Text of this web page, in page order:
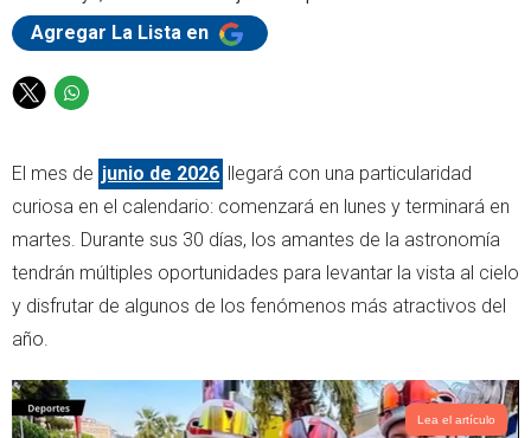
Agregar La Lista en
T
t
t
r
W
t
s
p
p
El mes de junio de 2026
llegará con una particularidad
curiosa en el calendario: comenzará en lunes y terminará en
martes. Durante sus 30 días, los amantes de la astronomía
tendrán múltiples oportunidades para levantar la vista al cielo
y disfrutar de algunos de los fenómenos más atractivos del
año.
Lea el artículo